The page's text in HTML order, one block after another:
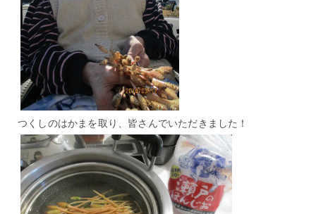
つくしのはかまを取り、皆さんでいただきました！